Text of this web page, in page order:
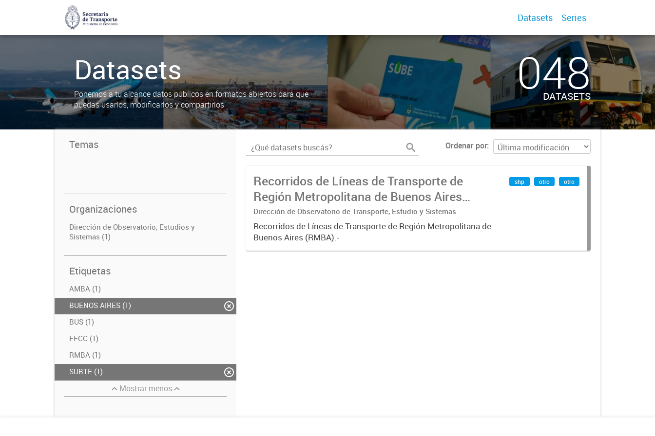
Datasets Series
Datasets
Ponemos a tu alcance datos públicos en formatos abiertos para que
puedas usarlos, modificarlos y compartirlos
048
DATASETS
Temas
Organizaciones
Dirección de Observatorio, Estudios y
Sistemas (1)
Etiquetas
AMBA (1)
BUENOS AIRES (1)
BUS (1)
FFCC (1)
RMBA (1)
SUBTE (1)
Mostrar menos
Ordenar por
Recorridos de Líneas de Transporte de
Región Metropolitana de Buenos Aires
(RMBA)
Dirección de Observatorio de Transporte, Estudio y Sistemas
Recorridos de Líneas de Transporte de Región Metropolitana de
Buenos Aires (RMBA).-
shp otro otro